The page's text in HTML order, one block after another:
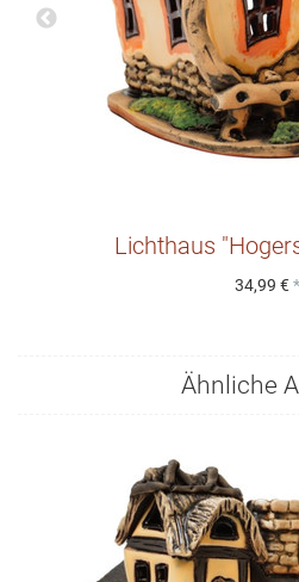
Lichthaus
34,99 € *
Ähnliche